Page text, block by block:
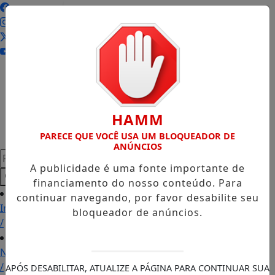
Pesquisar Notícia
Início
/
Notícias
/
HAMM
PARECE QUE VOCÊ USA UM BLOQUEADOR DE
ANÚNCIOS
A publicidade é uma fonte importante de
financiamento do nosso conteúdo. Para
continuar navegando, por favor desabilite seu
bloqueador de anúncios.
APÓS DESABILITAR, ATUALIZE A PÁGINA PARA CONTINUAR SUA